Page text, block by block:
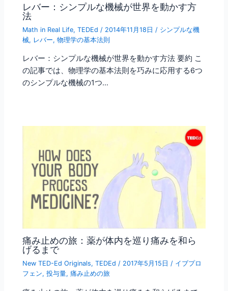
レバー：シンプルな機械が世界を動かす方
法
Math in Real Life,TEDEd / 2014年11月18日 / シンプルな機
械, レバー,物理学の基本法則
レバー：シンプルな機械が世界を動かす方法 要約 こ
の記事では、物理学の基本法則を巧みに応用する6つ
のシンプルな機械の1つ…
痛み止めの旅：薬が体内を巡り痛みを和ら
げるまで
New TED-Ed Originals,TEDEd / 2017年5月15日/ イブプロ
フェン,投与量,痛み止めの旅